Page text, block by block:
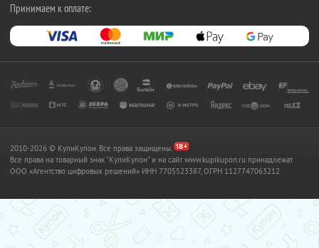
Принимаем к оплате:
2010-2026 © КупиКупон. Все права защищены.
Все права на товарный знак "КупиКупон" и на сайт www.kupikupon.ru принадлежат
OOO «Агентство цифровых решений» ИНН 7705523387, ОГРН 1127747063212